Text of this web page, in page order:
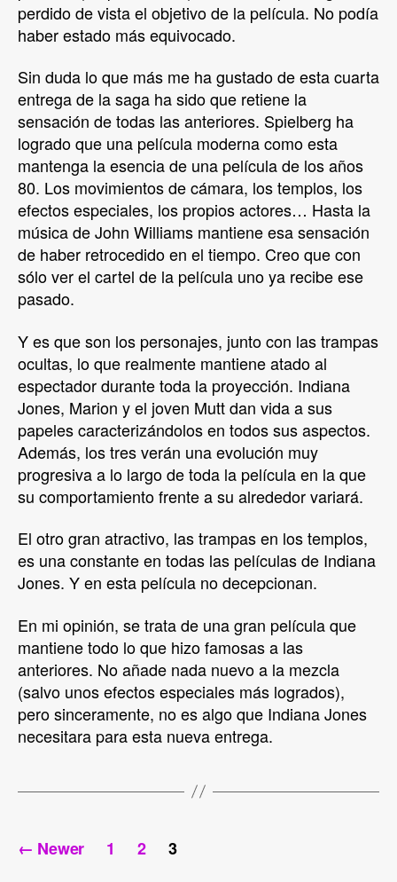
perdido de vista el objetivo de la película. No podía
haber estado más equivocado.
Sin duda lo que más me ha gustado de esta cuarta
entrega de la saga ha sido que retiene la
sensación de todas las anteriores. Spielberg ha
logrado que una película moderna como esta
mantenga la esencia de una película de los años
80. Los movimientos de cámara, los templos, los
efectos especiales, los propios actores… Hasta la
música de John Williams mantiene esa sensación
de haber retrocedido en el tiempo. Creo que con
sólo ver el cartel de la película uno ya recibe ese
pasado.
Y es que son los personajes, junto con las trampas
ocultas, lo que realmente mantiene atado al
espectador durante toda la proyección. Indiana
Jones, Marion y el joven Mutt dan vida a sus
papeles caracterizándolos en todos sus aspectos.
Además, los tres verán una evolución muy
progresiva a lo largo de toda la película en la que
su comportamiento frente a su alrededor variará.
El otro gran atractivo, las trampas en los templos,
es una constante en todas las películas de Indiana
Jones. Y en esta película no decepcionan.
En mi opinión, se trata de una gran película que
mantiene todo lo que hizo famosas a las
anteriores. No añade nada nuevo a la mezcla
(salvo unos efectos especiales más logrados),
pero sinceramente, no es algo que Indiana Jones
necesitara para esta nueva entrega.
Posts
← Newer 1 2 3